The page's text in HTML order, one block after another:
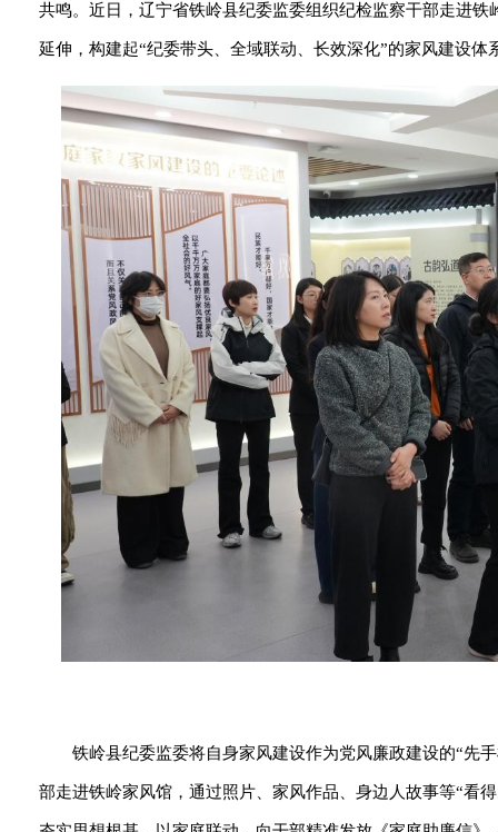
共鸣。近日，辽宁省铁岭县纪委监委组织纪检监察干部走进
延伸，构建起“纪委带头、全域联动、长效深化”的家风建设体
铁岭县纪委监委将自身家风建设作为党风廉政建设的“先
部走进铁岭家风馆，通过照片、家风作品、身边人故事等“看